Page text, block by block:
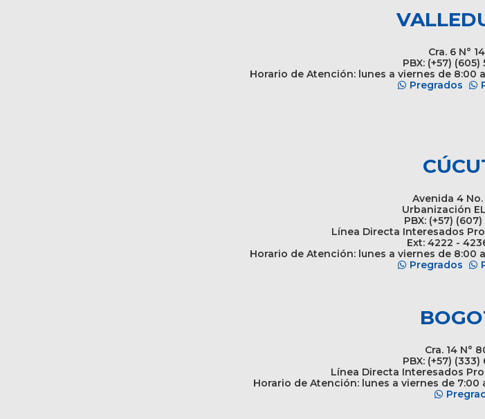
Cra. 6 N°
PBX: (+57)
Horario de Atención: lunes a viernes de 8:00
Pregrados
Avenida 4 No.
Urbanización
PBX: (+57)
Línea Directa Interesados
Ext: 4222 -
Horario de Atención: lunes a viernes de 8:00
Pregrados
Cra. 14 N°
PBX: (+57)
Línea Directa Interesados
Horario de Atención: lunes a viernes de 7:00